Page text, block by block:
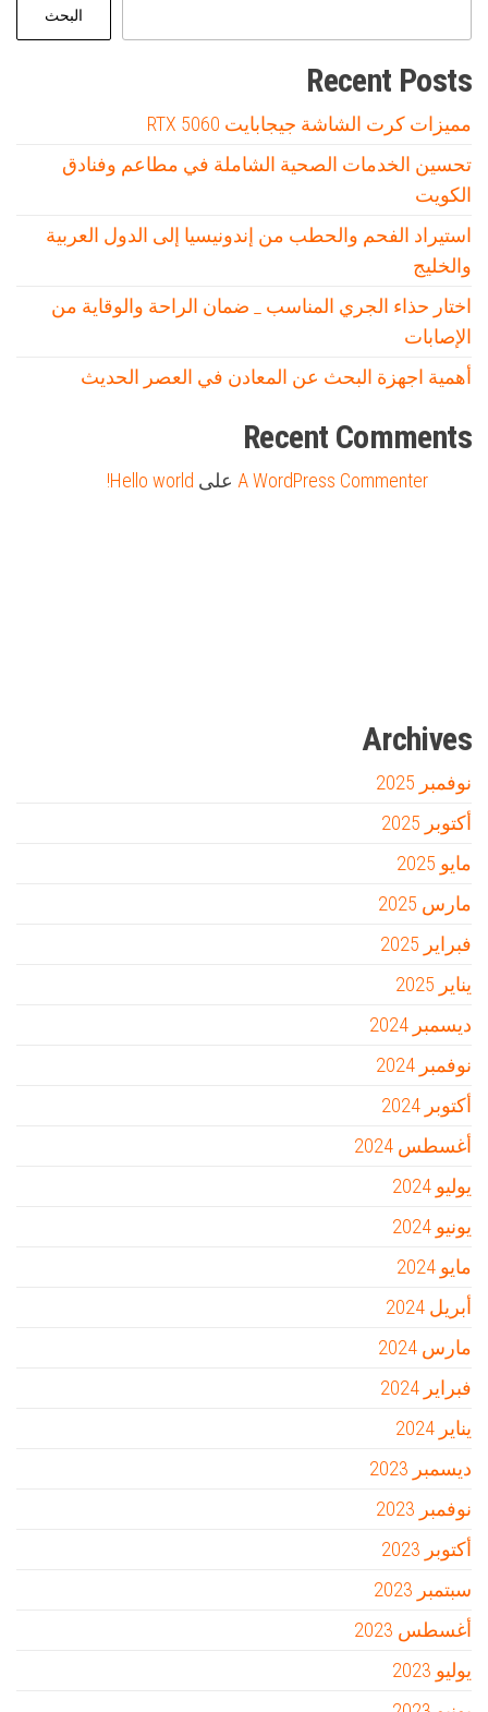
البحث
Recent Posts
مميزات كرت الشاشة جيجابايت RTX 5060
تحسين الخدمات الصحية الشاملة في مطاعم وفنادق
الكويت
استيراد الفحم والحطب من إندونيسيا إلى الدول العربية
والخليج
اختار حذاء الجري المناسب _ ضمان الراحة والوقاية من
الإصابات
أهمية اجهزة البحث عن المعادن في العصر الحديث
Recent Comments
A WordPress Commenter على Hello world!
Archives
نوفمبر 2025
أكتوبر 2025
مايو 2025
مارس 2025
فبراير 2025
يناير 2025
ديسمبر 2024
نوفمبر 2024
أكتوبر 2024
أغسطس 2024
يوليو 2024
يونيو 2024
مايو 2024
أبريل 2024
مارس 2024
فبراير 2024
يناير 2024
ديسمبر 2023
نوفمبر 2023
أكتوبر 2023
سبتمبر 2023
أغسطس 2023
يوليو 2023